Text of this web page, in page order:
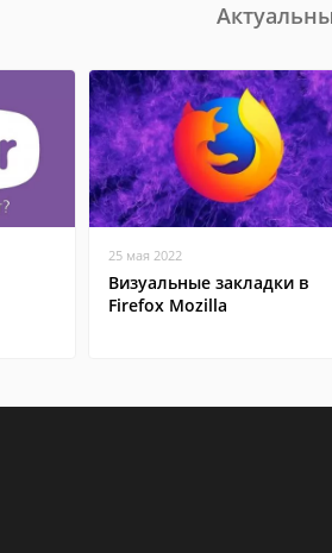
25 мая 2022
Визуальные закладки в
Firefox Mozilla